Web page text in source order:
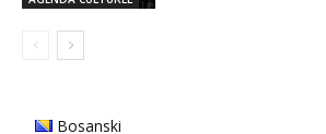
Bosanski